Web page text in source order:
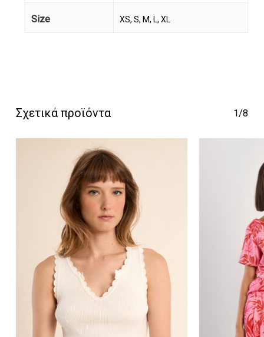
Size XS, S, M, L, XL
Σχετικά προϊόντα 1/8